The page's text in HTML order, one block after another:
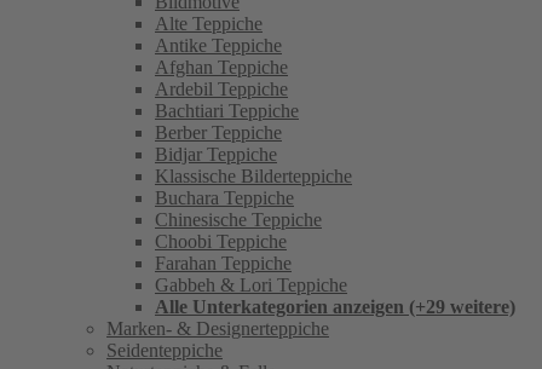
Alte Teppiche
Antike Teppiche
Afghan Teppiche
Ardebil Teppiche
Bachtiari Teppiche
Berber Teppiche
Bidjar Teppiche
Klassische Bilderteppiche
Buchara Teppiche
Chinesische Teppiche
Choobi Teppiche
Farahan Teppiche
Gabbeh & Lori Teppiche
Alle Unterkategorien anzeigen (+29 weitere)
Marken- & Designerteppiche
Seidenteppiche